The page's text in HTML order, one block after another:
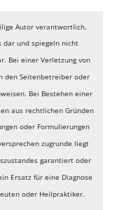
Autor verantwortlich.
dar und spiegeln nicht
Bei einer Verletzung von
den Seitenbetreiber oder
Bei Bestehen einer
aus rechtlichen Gründen
oder Formulierungen
zugrunde liegt
garantiert oder
Ersatz für eine Diagnose
oder Heilpraktiker.